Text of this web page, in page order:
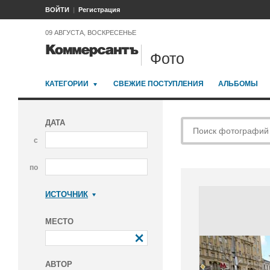
ВОЙТИ Регистрация
09 АВГУСТА, ВОСКРЕСЕНЬЕ
Фото
КАТЕГОРИИ СВЕЖИЕ ПОСТУПЛЕНИЯ АЛЬБОМЫ
ДАТА
с
по
ИСТОЧНИК
МЕСТО
АВТОР